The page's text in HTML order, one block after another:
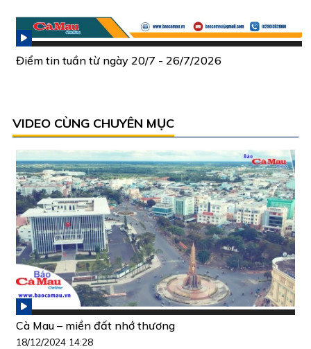
Điểm tin tuần từ ngày 20/7 - 26/7/2026
VIDEO CÙNG CHUYÊN MỤC
Cà Mau – miền đất nhớ thương
18/12/2024 14:28